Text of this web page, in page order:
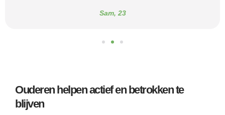
Sam, 23
Ouderen helpen actief en betrokken te
blijven